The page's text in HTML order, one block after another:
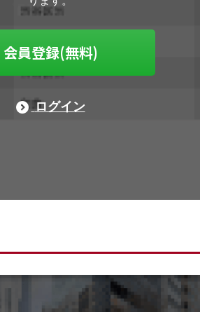
会員登録(無料)
ログイン